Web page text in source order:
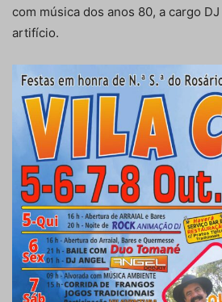
com música dos anos 80, a cargo
artifício.